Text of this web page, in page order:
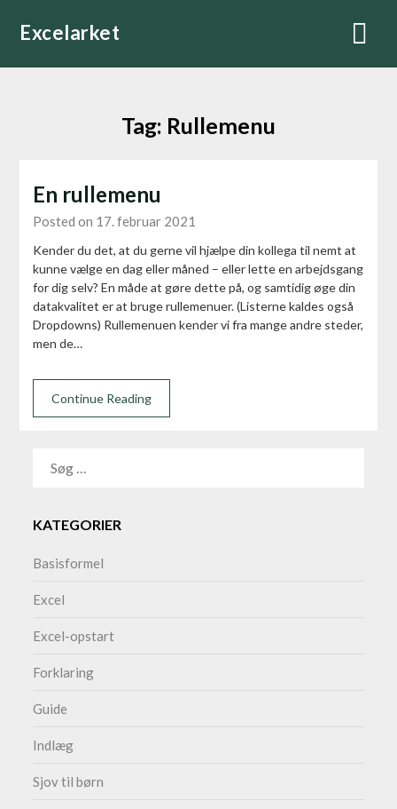
Excelarket
Tag: Rullemenu
En rullemenu
Posted on 17. februar 2021
Kender du det, at du gerne vil hjælpe din kollega til nemt at
kunne vælge en dag eller måned – eller lette en arbejdsgang
for dig selv? En måde at gøre dette på, og samtidig øge din
datakvalitet er at bruge rullemenuer. (Listerne kaldes også
Dropdowns) Rullemenuen kender vi fra mange andre steder,
men de…
Continue Reading
EFTER:
KATEGORIER
Basisformel
Excel
Excel-opstart
Forklaring
Guide
Indlæg
Sjov til børn